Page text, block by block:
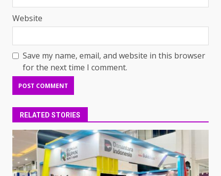
Website
Save my name, email, and website in this browser
for the next time I comment.
RELATED STORIES